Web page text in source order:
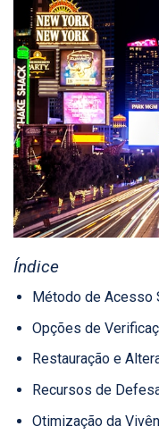
Índice
Método de Acesso
Opções de
Restauração e
Recursos de
Otimização da